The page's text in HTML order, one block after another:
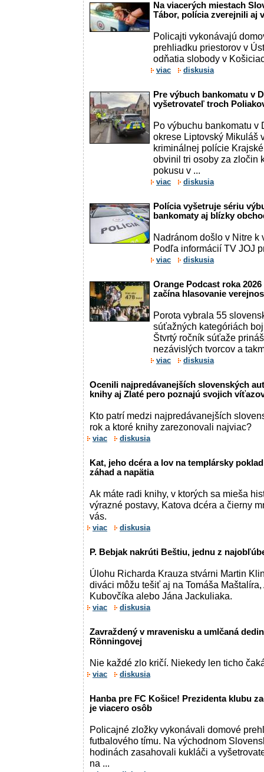
Na viacerých miestach
Tábor, polícia zverejnili aj
Policajti vykonávajú
prehliadku priestorov v
odňatia slobody v
viac diskusia
Pre výbuch bankomatu v
vyšetrovateľ troch
Po výbuchu bankomatu v
okrese Liptovský Mikuláš
kriminálnej polície
obvinil tri osoby za zločin
pokusu v ...
viac diskusia
Polícia vyšetruje sériu
bankomaty aj blízky
Nadránom došlo v Nitre k
Podľa informácií TV JOJ
viac diskusia
Orange Podcast roka
začína hlasovanie
Porota vybrala 55
súťažných kategóriách
Štvrtý ročník súťaže
nezávislých tvorcov a
viac diskusia
Ocenili najpredávanejších slovenských
knihy aj Zlaté pero poznajú svojich
Kto patrí medzi najpredávanejších
rok a ktoré knihy zarezonovali najviac?
viac diskusia
Kat, jeho dcéra a lov na templársky
záhad a napätia
Ak máte radi knihy, v ktorých sa mieša
výrazné postavy, Katova dcéra a čierny
vás.
viac diskusia
P. Bebjak nakrúti Beštiu, jednu z
Úlohu Richarda Krauza stvárni Martin
diváci môžu tešiť aj na Tomáša
Kubovčíka alebo Jána Jackuliaka.
viac diskusia
Zavraždený v mravenisku a umlčaná
Rönningovej
Nie každé zlo kričí. Niekedy len ticho
viac diskusia
Hanba pre FC Košice! Prezidenta klubu
je viacero osôb
Policajné zložky vykonávali domové
futbalového tímu. Na východnom
hodinách zasahovali kukláči a
na ...